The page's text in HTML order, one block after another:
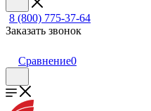
8 (800) 775-37-64
Заказать звонок
Сравнение0